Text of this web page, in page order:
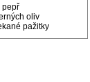
pepř
oliv
pažitky